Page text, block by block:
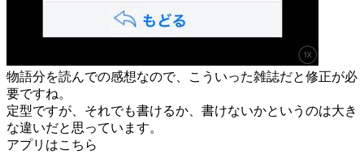
物語分を読んでの感想なので、こういった雑誌だと修正が必
要ですね。
定型ですが、それでも書けるか、書けないかというのは大き
な違いだと思っています。
アプリはこちら